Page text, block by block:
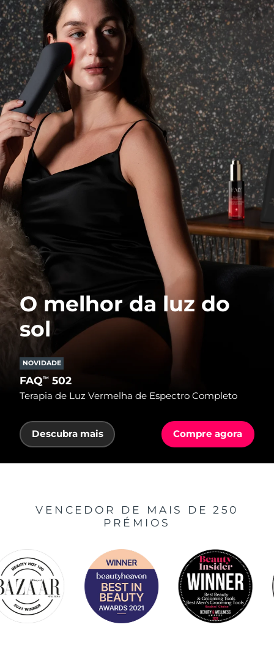
O melhor da luz do
sol
NOVIDADE
FAQ™ 502
Terapia de Luz Vermelha de Espectro Completo
Descubra mais Compre agora
VENCEDOR DE MAIS DE 250
PRÉMIOS